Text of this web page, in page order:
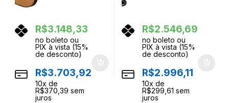
R$3.148,33
no boleto ou
PIX à vista (15%
de desconto)
R$3.703,92
10x de
R$370,39 sem
juros
R$2.546,69
no boleto ou
PIX à vista (15%
de desconto)
R$2.996,11
10x de
R$299,61 sem
juros